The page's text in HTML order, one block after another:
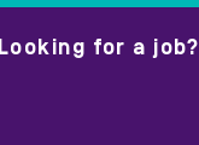
Looking for a job?